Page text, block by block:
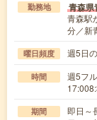
勤務地 青森県
青森駅
分／新
曜日頻度 週5日
時間
週5フ
期間
即日～